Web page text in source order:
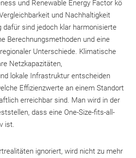
und Renewable Energy Factor kö
und Nachhaltigkeit
dafür sind jedoch klar harmonisierte
Berechnungsmethoden und eine
Unterschiede. Klimatische
Netzkapazitäten,
lokale Infrastruktur entscheiden
Effizienzwerte an einem Standort
erreichbar sind. Man wird in der
dass eine One-Size-fits-all-
ist.
ignoriert, wird nicht zu mehr